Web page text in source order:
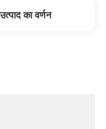
उत्पाद का वर्णन